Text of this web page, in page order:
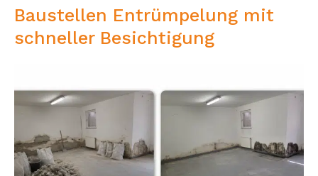
Baustellen Entrümpelung mit
schneller Besichtigung